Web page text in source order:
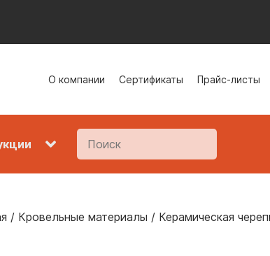
О компании Сертификаты Прайс-листы
/ Кровельные материалы / Керамическая